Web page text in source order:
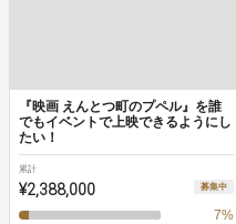
『映画 えんとつ町のプペル』を誰
でもイベントで上映できるようにし
たい！
累計
¥2,388,000 募集中
7%